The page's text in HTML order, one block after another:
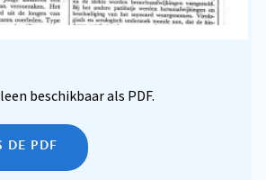
beschikbaar als PDF.
DE PDF